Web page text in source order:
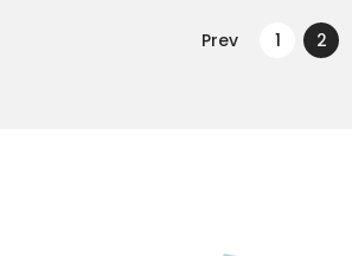
Prev PAGE
1 PAGE
2